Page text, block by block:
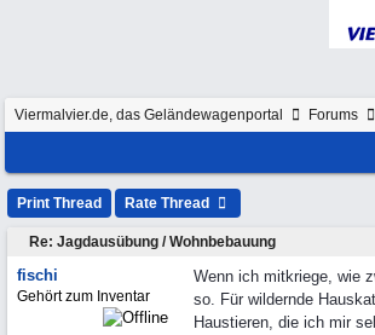
Viermalvier.de, das Geländewagenportal Forums
Print Thread Rate Thread
Re: Jagdausübung / Wohnbebauung
fischi
Gehört zum Inventar
Wenn ich mitkriege, wie
so. Für wildernde
Haustieren, die ich mir